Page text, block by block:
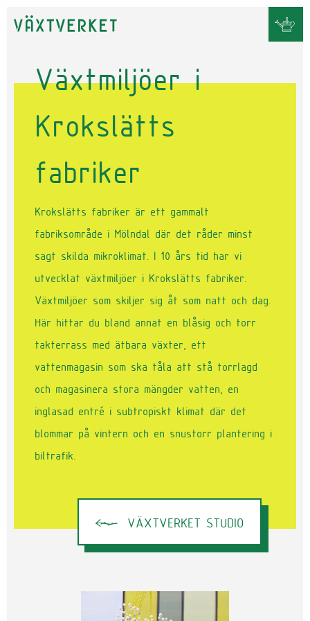
Växtmiljöer i
Krokslätts
fabriker
Krokslätts fabriker är ett gammalt
fabriksområde i Mölndal där det råder minst
sagt skilda mikroklimat. I 10 års tid har vi
utvecklat växtmiljöer i Krokslätts fabriker.
Växtmiljöer som skiljer sig åt som natt och dag.
Här hittar du bland annat en blåsig och torr
takterrass med ätbara växter, ett
vattenmagasin som ska tåla att stå torrlagd
och magasinera stora mängder vatten, en
inglasad entré i subtropiskt klimat där det
blommar på vintern och en snustorr plantering i
biltrafik.
VÄXTVERKET STUDIO